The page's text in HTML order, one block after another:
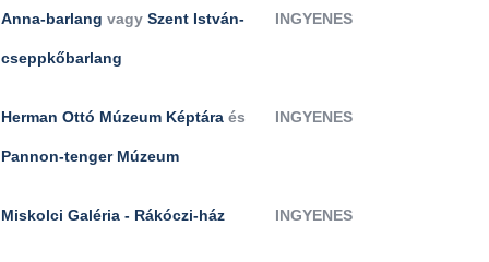
Anna-barlang vagy Szent István-
cseppkőbarlang
INGYENES
Herman Ottó Múzeum Képtára és
Pannon-tenger Múzeum
INGYENES
Miskolci Galéria - Rákóczi-ház INGYENES